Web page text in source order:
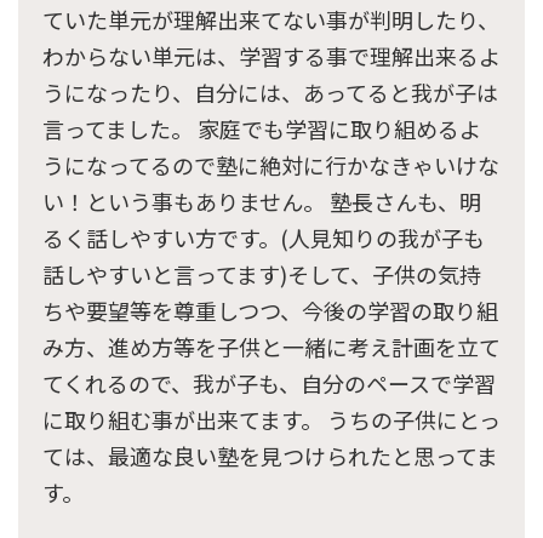
ていた単元が理解出来てない事が判明したり、
わからない単元は、学習する事で理解出来るよ
うになったり、自分には、あってると我が子は
言ってました。 家庭でも学習に取り組めるよ
うになってるので塾に絶対に行かなきゃいけな
い！という事もありません。 塾長さんも、明
るく話しやすい方です。(人見知りの我が子も
話しやすいと言ってます)そして、子供の気持
ちや要望等を尊重しつつ、今後の学習の取り組
み方、進め方等を子供と一緒に考え計画を立て
てくれるので、我が子も、自分のペースで学習
に取り組む事が出来てます。 うちの子供にとっ
ては、最適な良い塾を見つけられたと思ってま
す。